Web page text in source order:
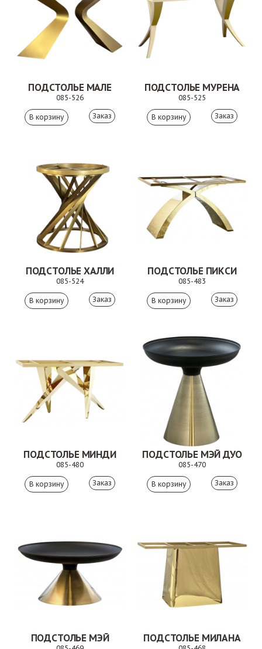
ПОДСТОЛЬЕ МАЛЕ
085-526
Заказ
ПОДСТОЛЬЕ МУРЕНА
085-525
Заказ
ПОДСТОЛЬЕ ХАЛЛИ
085-524
Заказ
ПОДСТОЛЬЕ ПИКСИ
085-483
Заказ
ПОДСТОЛЬЕ МИНДИ
085-480
Заказ
ПОДСТОЛЬЕ МЭЙ ДУО
085-470
Заказ
ПОДСТОЛЬЕ МЭЙ ПОДСТОЛЬЕ МИЛАНА